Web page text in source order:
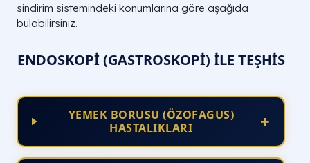
sindirim sistemindeki konumlarına göre aşağıda
bulabilirsiniz.
ENDOSKOPI (GASTROSKOPI) İLE TEŞHIS
YEMEK BORUSU (ÖZOFAGUS)
HASTALIKLARI
+